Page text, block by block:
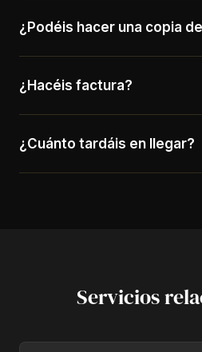
¿Podéis hacer una copia
¿Hacéis factura?
¿Cuánto tardáis en llegar?
Servicios